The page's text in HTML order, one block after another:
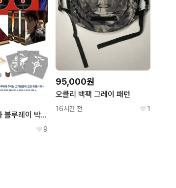
강철의 연금술사 블루레이 박스(회중시계 포함)
9
95,000원
오클리 백팩 그레이 패턴
16시간 전 1